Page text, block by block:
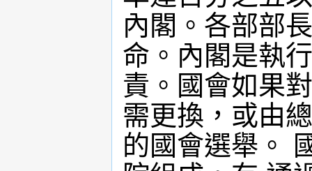
內閣。各部部
命。內閣是執
責。國會如果
需更換，或由
的國會選舉。